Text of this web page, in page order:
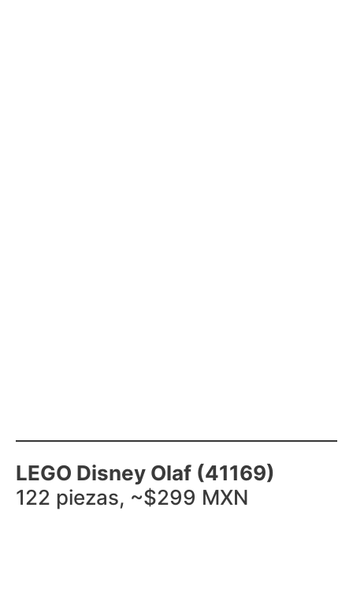
LEGO Disney Olaf (41169)
122 piezas, ~$299 MXN